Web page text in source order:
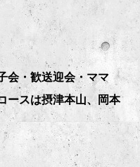
会・歓送迎会・ママ
ースは摂津本山、岡本